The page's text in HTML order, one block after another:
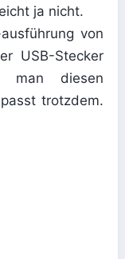
ja nicht.
von
USB-Stecker
man diesen
trotzdem.